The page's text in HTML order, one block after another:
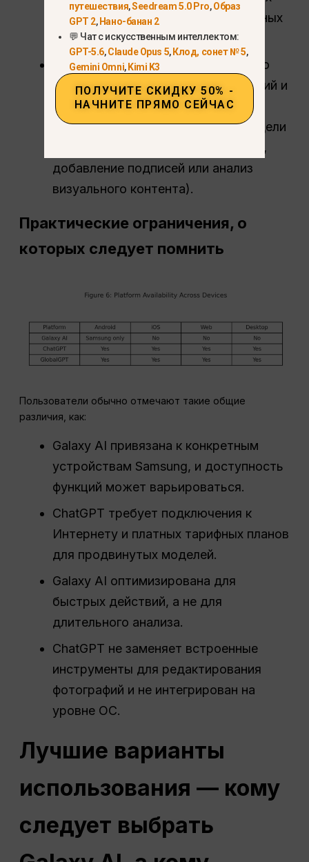
фотографий с помощью генеративных
правок.
ChatGPTподдерживает генерацию
изображений, разработку концепций и
мультимодальное творчество в
зависимости от используемой модели
(например, создание изображений,
добавление подписей или анализ
визуального контента).
Практические ограничения, о
которых следует помнить
Пользователи обычно отмечают такие общие
различия, как:
Galaxy AI привязана к конкретным
устройствам Samsung, и доступность
функций может варьироваться.
ChatGPT требует подключения к
Интернету и платных тарифных планов
для продвинутых моделей.
Galaxy AI оптимизирована для
быстрых действий, а не для
длительного анализа.
ChatGPT не заменяет встроенные
инструменты для редактирования
фотографий и не интегрирован на
уровне ОС.
Лучшие варианты
использования — кому
следует выбрать
путешествия,Seedream 5.0 Pro,Образ
GPT 2,Нано-банан 2
💬 Чат с искусственным интеллектом:
GPT-5.6,Claude Opus 5,Клод, сонет № 5,
Gemini Omni,Kimi K3
ПОЛУЧИТЕ СКИДКУ 50% -
НАЧНИТЕ ПРЯМО СЕЙЧАС